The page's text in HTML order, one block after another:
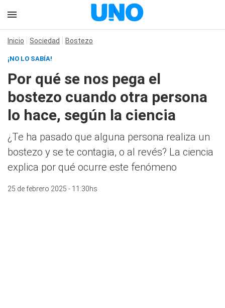
Inicio Sociedad Bostezo
¡NO LO SABÍA!
Por qué se nos pega el
bostezo cuando otra persona
lo hace, según la ciencia
¿Te ha pasado que alguna persona realiza un
bostezo y se te contagia, o al revés? La ciencia
explica por qué ocurre este fenómeno
25 de febrero 2025 - 11:30hs